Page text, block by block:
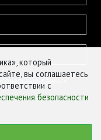
данных
который
вы соглашаетесь
с
безопасности